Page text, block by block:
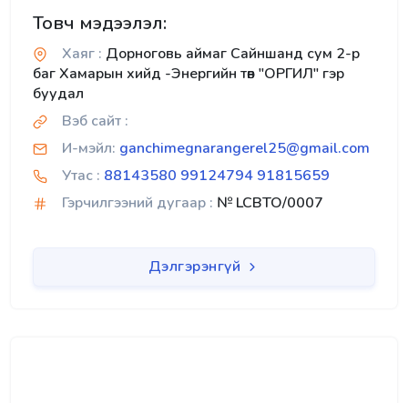
Товч мэдээлэл:
Хаяг : Дорноговь аймаг Сайншанд сум 2-р
баг Хамарын хийд -Энергийн төв "ОРГИЛ" гэр
буудал
Вэб сайт :
И-мэйл: ganchimegnarangerel25@gmail.com
Утас : 88143580 99124794 91815659
Гэрчилгээний дугаар : № LCBTO/0007
Дэлгэрэнгүй